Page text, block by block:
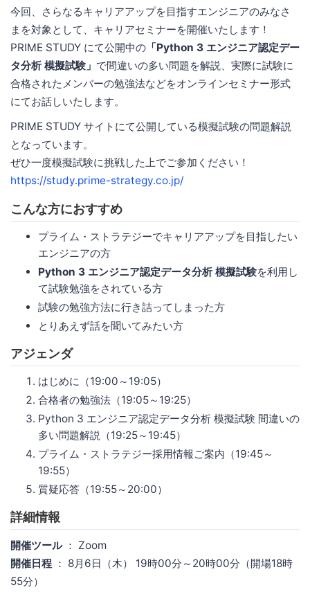
今回、さらなるキャリアアップを目指すエンジニアのみなさ
まを対象として、キャリアセミナーを開催いたします！
PRIME STUDY にて公開中の 「Python 3 エンジニア認定デー
タ分析 模擬試験」 で間違いの多い問題を解説、実際に試験に
合格されたメンバーの勉強法などをオンラインセミナー形式
にてお話しいたします。
PRIME STUDY サイトにて公開している模擬試験の問題解説
となっています。
ぜひ一度模擬試験に挑戦した上でご参加ください！
https://study.prime-strategy.co.jp/
こんな方におすすめ
プライム・ストラテジーでキャリアアップを目指したい
エンジニアの方
Python 3 エンジニア認定データ分析 模擬試験を利用し
て試験勉強をされている方
試験の勉強方法に行き詰ってしまった方
とりあえず話を聞いてみたい方
アジェンダ
はじめに（19:00～19:05）
合格者の勉強法（19:05～19:25）
Python 3 エンジニア認定データ分析 模擬試験 間違いの
多い問題解説（19:25～19:45）
プライム・ストラテジー採用情報ご案内（19:45～
19:55）
質疑応答（19:55～20:00）
詳細情報
開催ツール： Zoom
開催日程 ： 8月6日（木） 19時00分～20時00分（開場18時
55分）